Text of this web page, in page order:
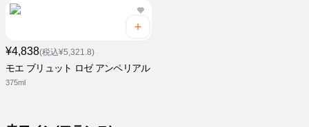
¥4,838(税込¥5,321.8)
モエ ブリュット ロゼ アンペリアル
375ml